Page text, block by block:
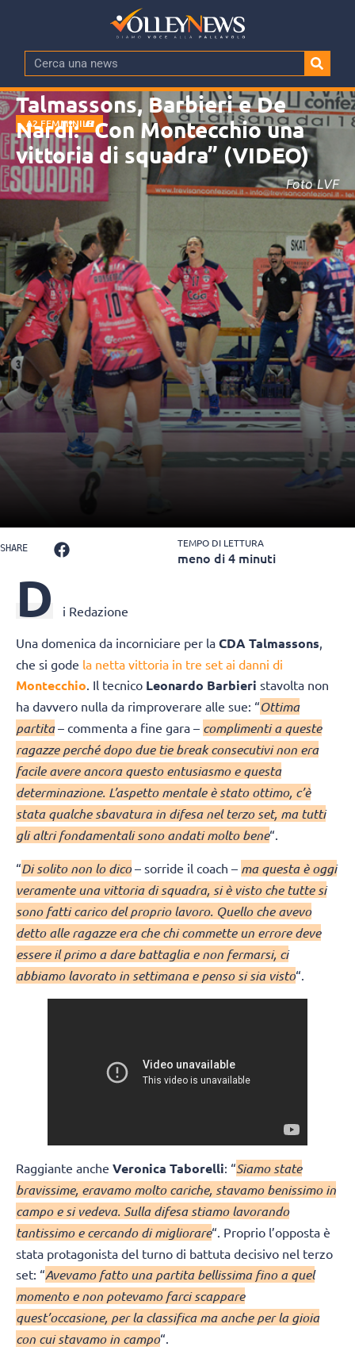
A2 FEMMINILE
Talmassons, Barbieri e De
Nardi: “Con Montecchio una
vittoria di squadra” (VIDEO)
Foto LVF
SHARE TEMPO DI LETTURA
meno di 4 minuti
D i Redazione
Una domenica da incorniciare per la CDA Talmassons,
che si gode la netta vittoria in tre set ai danni di
Montecchio. Il tecnico Leonardo Barbieri stavolta non
ha davvero nulla da rimproverare alle sue: “Ottima
partita– commenta a fine gara – complimenti a queste
ragazze perché dopo due tie break consecutivi non era
facile avere ancora questo entusiasmo e questa
determinazione. L’aspetto mentale è stato ottimo, c’è
stata qualche sbavatura in difesa nel terzo set, ma tutti
gli altri fondamentali sono andati molto bene“.
“Di solito non lo dico– sorride il coach – ma questa è oggi
veramente una vittoria di squadra, si è visto che tutte si
sono fatti carico del proprio lavoro. Quello che avevo
detto alle ragazze era che chi commette un errore deve
essere il primo a dare battaglia e non fermarsi, ci
abbiamo lavorato in settimana e penso si sia visto“.
Raggiante anche Veronica Taborelli: “Siamo state
bravissime, eravamo molto cariche, stavamo benissimo in
campo e si vedeva. Sulla difesa stiamo lavorando
tantissimo e cercando di migliorare“. Proprio l’opposta è
stata protagonista del turno di battuta decisivo nel terzo
set: “Avevamo fatto una partita bellissima fino a quel
momento e non potevamo farci scappare
quest’occasione, per la classifica ma anche per la gioia
con cui stavamo in campo“.